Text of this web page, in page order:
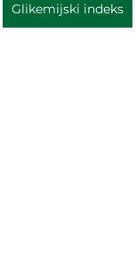
Glikemijski indeks